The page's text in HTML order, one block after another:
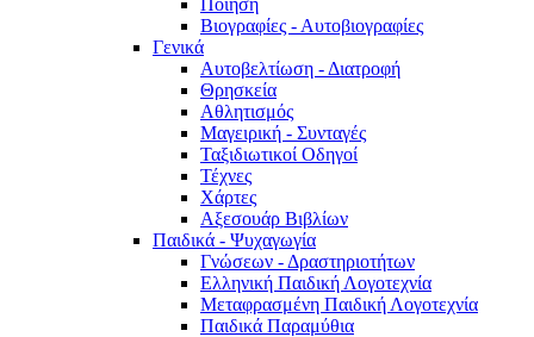
Ποίηση
Βιογραφίες - Αυτοβιογραφίες
Γενικά
Αυτοβελτίωση - Διατροφή
Θρησκεία
Αθλητισμός
Μαγειρική - Συνταγές
Ταξιδιωτικοί Οδηγοί
Τέχνες
Χάρτες
Αξεσουάρ Βιβλίων
Παιδικά - Ψυχαγωγία
Γνώσεων - Δραστηριοτήτων
Ελληνική Παιδική Λογοτεχνία
Μεταφρασμένη Παιδική Λογοτεχνία
Παιδικά Παραμύθια